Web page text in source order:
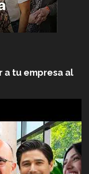
a tu empresa al